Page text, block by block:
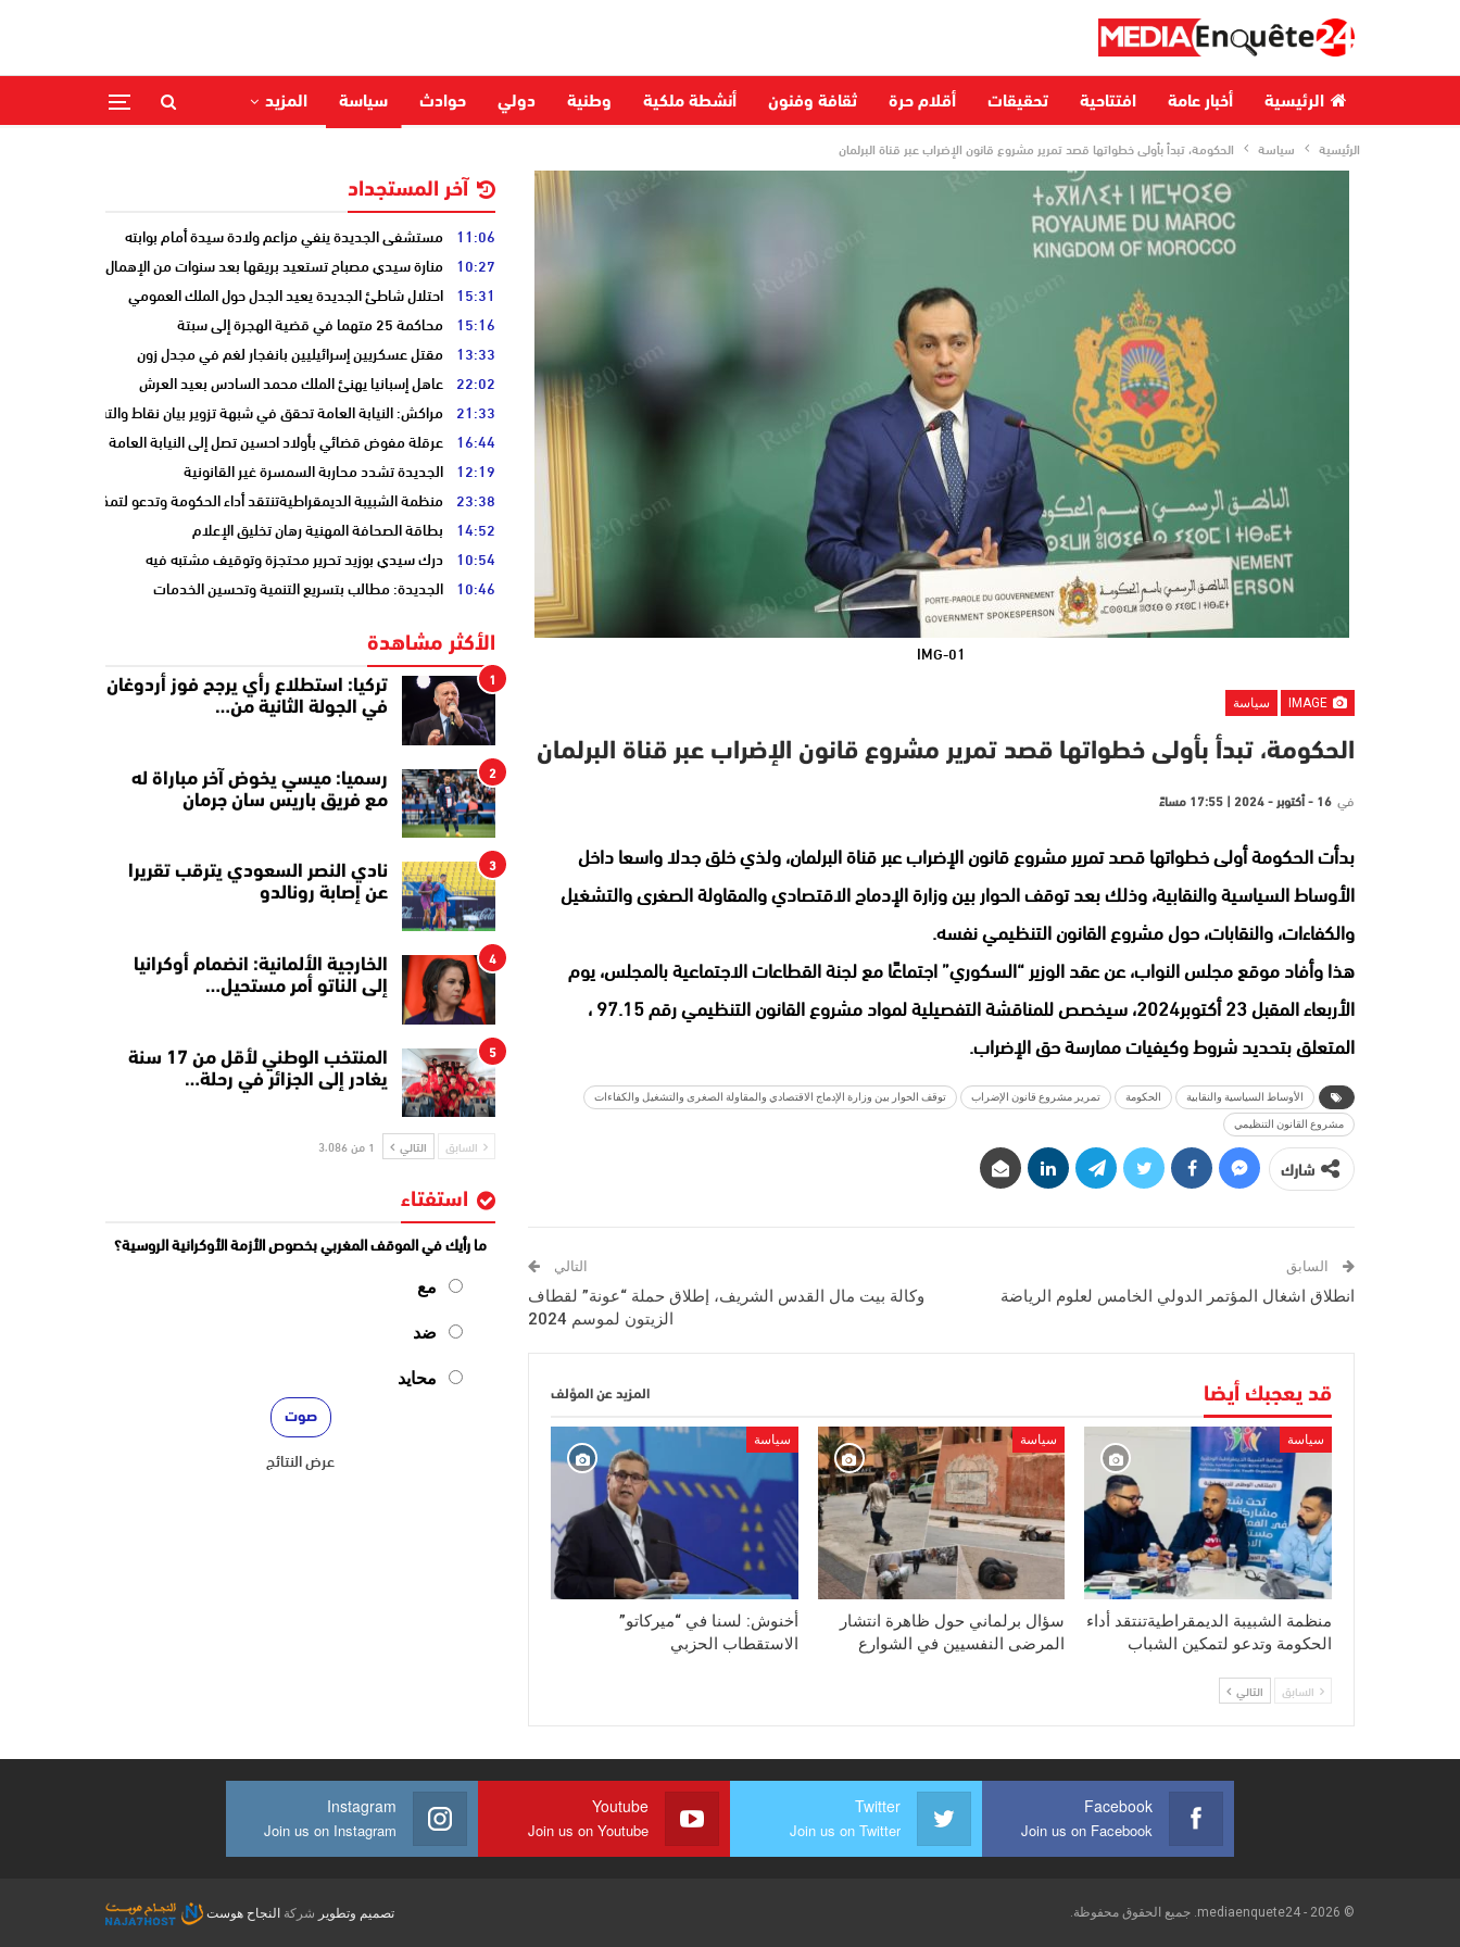
الرئيسية أخبار عامة افتتاحية تحقيقات أقلام حرة ثقافة وفنون أنشطة ملكية وطنية دولي حوادث سياسة المزيد
الرئيسية سياسة الحكومة، تبدأ بأولى خطواتها قصد تمرير مشروع قانون الإضراب عبر قناة البرلمان
IMG-01
سياسة
الحكومة، تبدأ بأولى خطواتها قصد تمرير مشروع قانون الإضراب عبر قناة البرلمان
في 16 - أكتوبر - 2024 | 17:55 مساءً
بدأت الحكومة أولى خطواتها قصد تمرير مشروع قانون الإضراب عبر قناة البرلمان، ولذي خلق جدلا واسعا داخل
الأوساط السياسية والنقابية، وذلك بعد توقف الحوار بين وزارة الإدماج الاقتصادي والمقاولة الصغرى والتشغيل
والكفاءات، والنقابات، حول مشروع القانون التنظيمي نفسه.
هذا وأفاد موقع مجلس النواب، عن عقد الوزير “السكوري” اجتماعًا مع لجنة القطاعات الاجتماعية بالمجلس، يوم
الأربعاء المقبل 23 أكتوبر2024، سيخصص للمناقشة التفصيلية لمواد مشروع القانون التنظيمي رقم 97.15 ،
المتعلق بتحديد شروط وكيفيات ممارسة حق الإضراب.
الأوساط السياسية والنقابية الحكومة تمرير مشروع قانون الإضراب توقف الحوار بين وزارة الإدماج الاقتصادي والمقاولة الصغرى والتشغيل والكفاءات
مشروع القانون التنظيمي
شارك
السابق
انطلاق اشغال المؤتمر الدولي الخامس لعلوم الرياضة
التالي
وكالة بيت مال القدس الشريف، إطلاق حملة “عونة” لقطاف
الزيتون لموسم 2024
قد يعجبك أيضا المزيد عن المؤلف
سياسة
منظمة الشبيبة الديمقراطيةتنتقد أداء
الحكومة وتدعو لتمكين الشباب
سياسة
سؤال برلماني حول ظاهرة انتشار
المرضى النفسيين في الشوارع
سياسة
أخنوش: لسنا في “ميركاتو”
الاستقطاب الحزبي
السابق التالي
آخر المستجداد
11:06 مستشفى الجديدة ينفي مزاعم ولادة سيدة أمام بوابته
10:27 منارة سيدي مصباح تستعيد بريقها بعد سنوات من الإهمال
15:31 احتلال شاطئ الجديدة يعيد الجدل حول الملك العمومي
15:16 محاكمة 25 متهما في قضية الهجرة إلى سبتة
13:33 مقتل عسكريين إسرائيليين بانفجار لغم في مجدل زون
22:02 عاهل إسبانيا يهنئ الملك محمد السادس بعيد العرش
21:33 مراكش: النيابة العامة تحقق في شبهة تزوير بيان نقاط والتشهير بطالب
16:44 عرقلة مفوض قضائي بأولاد احسين تصل إلى النيابة العامة
12:19 الجديدة تشدد محاربة السمسرة غير القانونية
23:38 منظمة الشبيبة الديمقراطيةتنتقد أداء الحكومة وتدعو لتمكين الشباب
14:52 بطاقة الصحافة المهنية رهان تخليق الإعلام
10:54 درك سيدي بوزيد تحرير محتجزة وتوقيف مشتبه فيه
10:46 الجديدة: مطالب بتسريع التنمية وتحسين الخدمات
الأكثر مشاهدة
1
تركيا: استطلاع رأي يرجح فوز أردوغان
في الجولة الثانية من…
2
رسميا: ميسي يخوض آخر مباراة له
مع فريق باريس سان جرمان
3
نادي النصر السعودي يترقب تقريرا
عن إصابة رونالدو
4
الخارجية الألمانية: انضمام أوكرانيا
إلى الناتو أمر مستحيل…
5
المنتخب الوطني لأقل من 17 سنة
يغادر إلى الجزائر في رحلة…
السابق التالي 1 من 3٬086
استفتاء
ما رأيك في الموقف المغربي بخصوص الأزمة الأوكرانية الروسية؟
مع
ضد
محايد
عرض النتائج
Facebook
Join us on Facebook
Twitter
Join us on Twitter
Youtube
Join us on Youtube
Instagram
Join us on Instagram
© 2026 - mediaenquete24. جميع الحقوق محفوظة. تصميم وتطوير شركة النجاح هوست